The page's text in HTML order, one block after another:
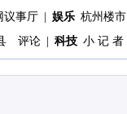
议事厅 娱乐 杭州楼市
评论 科技 小 记 者